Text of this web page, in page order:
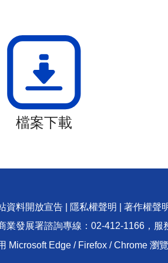
檔案下載
資料開放宣告
隱私權聲明 著作權聲
業發展署諮詢專線：02-412-1166，服
Microsoft Edge / Firefox / Chrome 瀏